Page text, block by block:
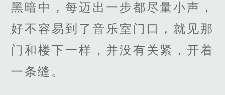
黑暗中，每迈出一步都尽量小声，
好不容易到了音乐室门口，就见那
门和楼下一样，并没有关紧，开着
一条缝。